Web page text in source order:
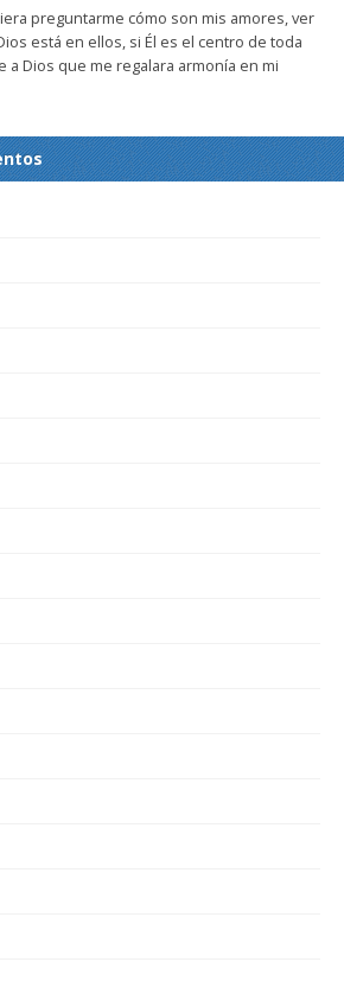
preguntarme cómo son mis amores, ver
está en ellos, si Él es el centro de toda
a Dios que me regalara armonía en mi